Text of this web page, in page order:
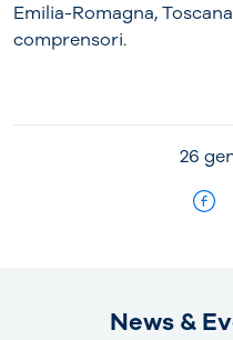
Emilia-Romagna,
comprensori.
26
News &